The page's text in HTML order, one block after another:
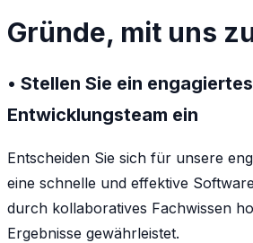
Gründe, mit uns
• Stellen Sie ein
Entwicklungsteam ein
Entscheiden Sie sich für unsere
eine schnelle und effektive
durch kollaboratives Fachwissen
Ergebnisse gewährleistet.